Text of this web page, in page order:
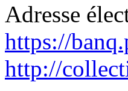
Adresse
https://
http://